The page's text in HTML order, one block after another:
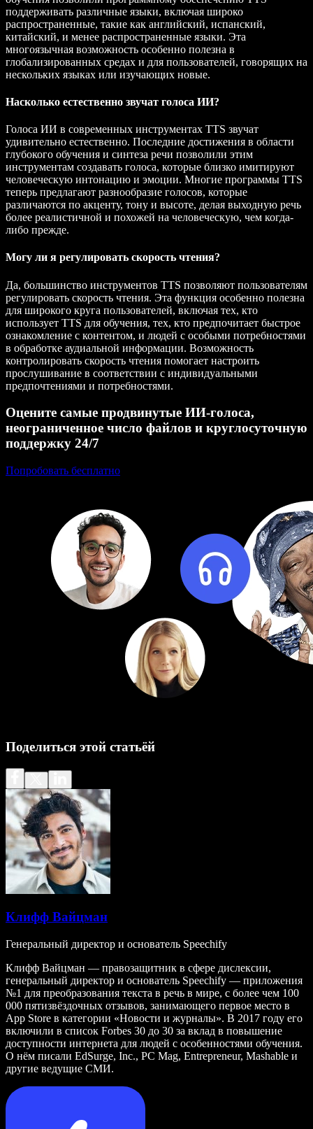
поддерживать различные языки, включая широко
распространенные, такие как английский, испанский,
китайский, и менее распространенные языки. Эта
многоязычная возможность особенно полезна в
глобализированных средах и для пользователей, говорящих на
нескольких языках или изучающих новые.
Насколько естественно звучат голоса ИИ?
Голоса ИИ в современных инструментах TTS звучат
удивительно естественно. Последние достижения в области
глубокого обучения и синтеза речи позволили этим
инструментам создавать голоса, которые близко имитируют
человеческую интонацию и эмоции. Многие программы TTS
теперь предлагают разнообразие голосов, которые
различаются по акценту, тону и высоте, делая выходную речь
более реалистичной и похожей на человеческую, чем когда-
либо прежде.
Могу ли я регулировать скорость чтения?
Да, большинство инструментов TTS позволяют пользователям
регулировать скорость чтения. Эта функция особенно полезна
для широкого круга пользователей, включая тех, кто
использует TTS для обучения, тех, кто предпочитает быстрое
ознакомление с контентом, и людей с особыми потребностями
в обработке аудиальной информации. Возможность
контролировать скорость чтения помогает настроить
прослушивание в соответствии с индивидуальными
предпочтениями и потребностями.
Оцените самые продвинутые ИИ‑голоса,
неограниченное число файлов и круглосуточную
поддержку 24/7
Попробовать бесплатно
Поделиться этой статьёй
Клифф Вайцман
Генеральный директор и основатель Speechify
Клифф Вайцман — правозащитник в сфере дислексии,
генеральный директор и основатель Speechify — приложения
№1 для преобразования текста в речь в мире, с более чем 100
000 пятизвёздочных отзывов, занимающего первое место в
App Store в категории «Новости и журналы». В 2017 году его
включили в список Forbes 30 до 30 за вклад в повышение
доступности интернета для людей с особенностями обучения.
О нём писали EdSurge, Inc., PC Mag, Entrepreneur, Mashable и
другие ведущие СМИ.